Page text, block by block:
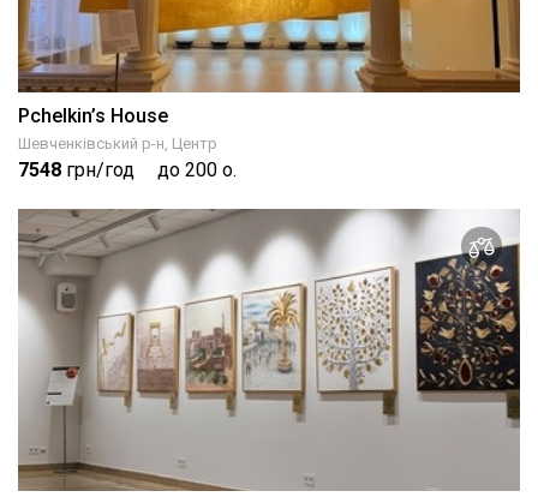
Pchelkin’s House
Шевченківський р-н, Центр
7548 грн/год до 200 о.